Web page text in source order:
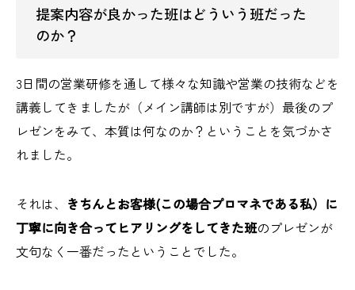
提案内容が良かった班はどういう班だった
のか？
3日間の営業研修を通して様々な知識や営業の技術などを
講義してきましたが（メイン講師は別ですが）最後のプ
レゼンをみて、本質は何なのか？ということを気づかさ
れました。
それは、 きちんとお客様(この場合プロマネである私）に
丁寧に向き合ってヒアリングをしてきた班のプレゼンが
文句なく一番だったということでした。